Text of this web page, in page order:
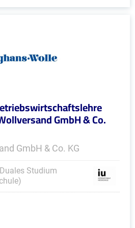
GmbH & Co.
GmbH & Co. KG
Studium